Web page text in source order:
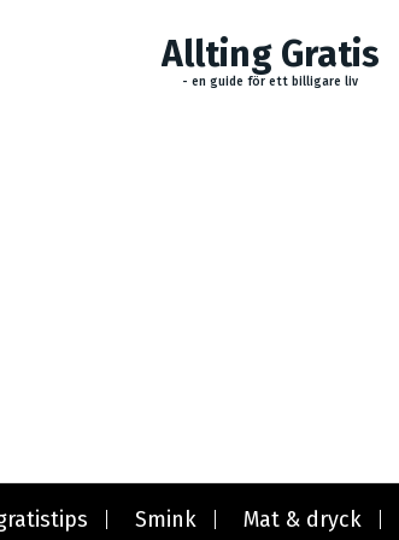
Allting Gratis
- en guide för ett billigare liv
Smink Mat & dryck